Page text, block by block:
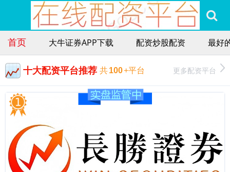
首页 大牛证券APP下载 配资炒股配资 最好
十大配资平台推荐 共100+平台 更多配资平台